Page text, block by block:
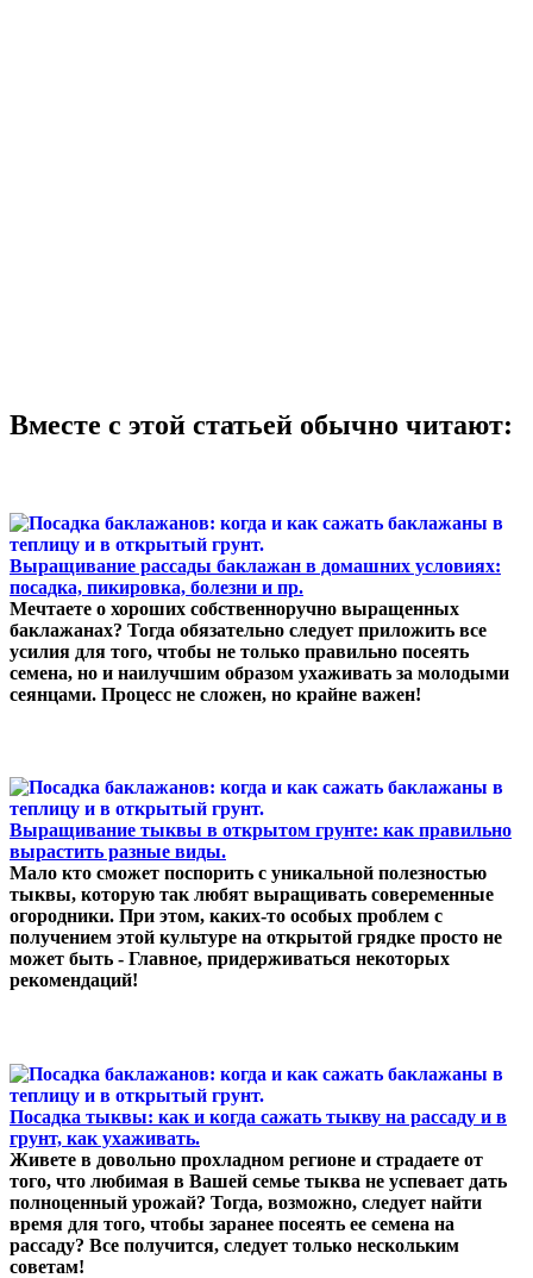
Вместе с этой статьей обычно читают:
Выращивание рассады баклажан в домашних условиях:
посадка, пикировка, болезни и пр.
Мечтаете о хороших собственноручно выращенных
баклажанах? Тогда обязательно следует приложить все
усилия для того, чтобы не только правильно посеять
семена, но и наилучшим образом ухаживать за молодыми
сеянцами. Процесс не сложен, но крайне важен!
Выращивание тыквы в открытом грунте: как правильно
вырастить разные виды.
Мало кто сможет поспорить с уникальной полезностью
тыквы, которую так любят выращивать совеременные
огородники. При этом, каких-то особых проблем с
получением этой культуре на открытой грядке просто не
может быть - Главное, придерживаться некоторых
рекомендаций!
Посадка тыквы: как и когда сажать тыкву на рассаду и в
грунт, как ухаживать.
Живете в довольно прохладном регионе и страдаете от
того, что любимая в Вашей семье тыква не успевает дать
полноценный урожай? Тогда, возможно, следует найти
время для того, чтобы заранее посеять ее семена на
рассаду? Все получится, следует только нескольким
советам!